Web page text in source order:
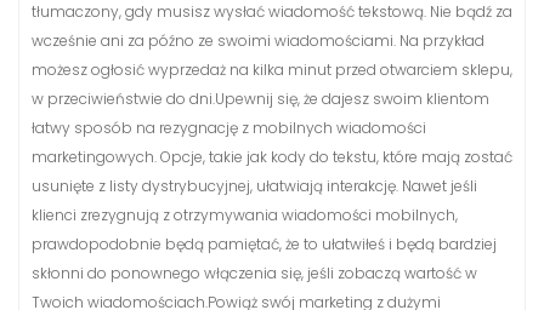
tłumaczony, gdy musisz wysłać wiadomość tekstową. Nie bądź za
wcześnie ani za późno ze swoimi wiadomościami. Na przykład
możesz ogłosić wyprzedaż na kilka minut przed otwarciem sklepu,
w przeciwieństwie do dni.Upewnij się, że dajesz swoim klientom
łatwy sposób na rezygnację z mobilnych wiadomości
marketingowych. Opcje, takie jak kody do tekstu, które mają zostać
usunięte z listy dystrybucyjnej, ułatwiają interakcję. Nawet jeśli
klienci zrezygnują z otrzymywania wiadomości mobilnych,
prawdopodobnie będą pamiętać, że to ułatwiłeś i będą bardziej
skłonni do ponownego włączenia się, jeśli zobaczą wartość w
Twoich wiadomościach.Powiąż swój marketing z dużymi